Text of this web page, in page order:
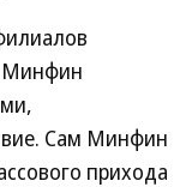
Минфин
Сам Минфин
прихода